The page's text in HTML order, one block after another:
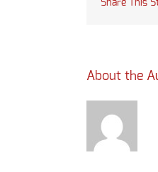
Share This
About the